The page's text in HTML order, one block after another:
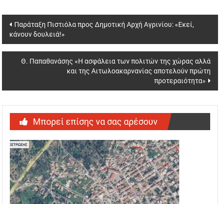
Post
navigation
Παράταξη Πιστιόλα προς Δημοτική Αρχή Αγρινίου: «Εκεί,
κάνουν δουλειά!»
Θ. Παπαθανάσης «Η ασφάλεια των πολιτών της χώρας αλλά
και της Αιτωλοακαρνανίας αποτελούν πρώτη
προτεραιότητα»
Μπορεί επίσης να σας αρέσουν